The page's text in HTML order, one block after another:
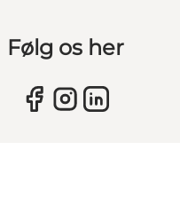
Følg os her